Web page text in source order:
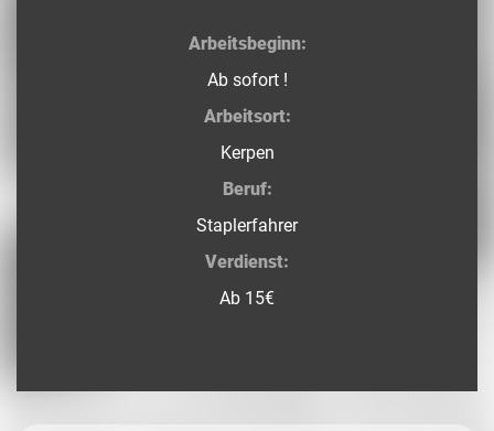
Arbeitsbeginn:
Ab sofort !
Arbeitsort:
Kerpen
Beruf:
Staplerfahrer
Verdienst:
Ab 15€